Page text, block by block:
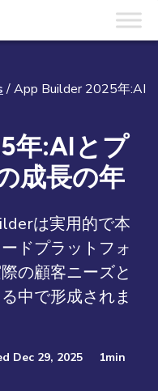
/App Builder 2025年:AI
年:AIとプ
成長の年
は実用的で本
ドプラットフォ
の顧客ニーズと
中で形成されま
Dec 29, 2025
1min